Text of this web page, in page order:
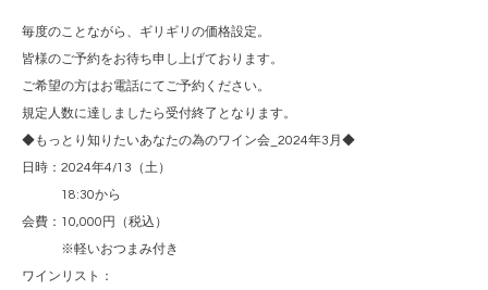
毎度のことながら、ギリギリの価格設定。
皆様のご予約をお待ち申し上げております。
ご希望の方はお電話にてご予約ください。
規定人数に達しましたら受付終了となります。
◆もっとり知りたいあなたの為のワイン会_2024年3月◆
日時：2024年4/13（土）
18:30から
会費：10,000円（税込）
※軽いおつまみ付き
ワインリスト：